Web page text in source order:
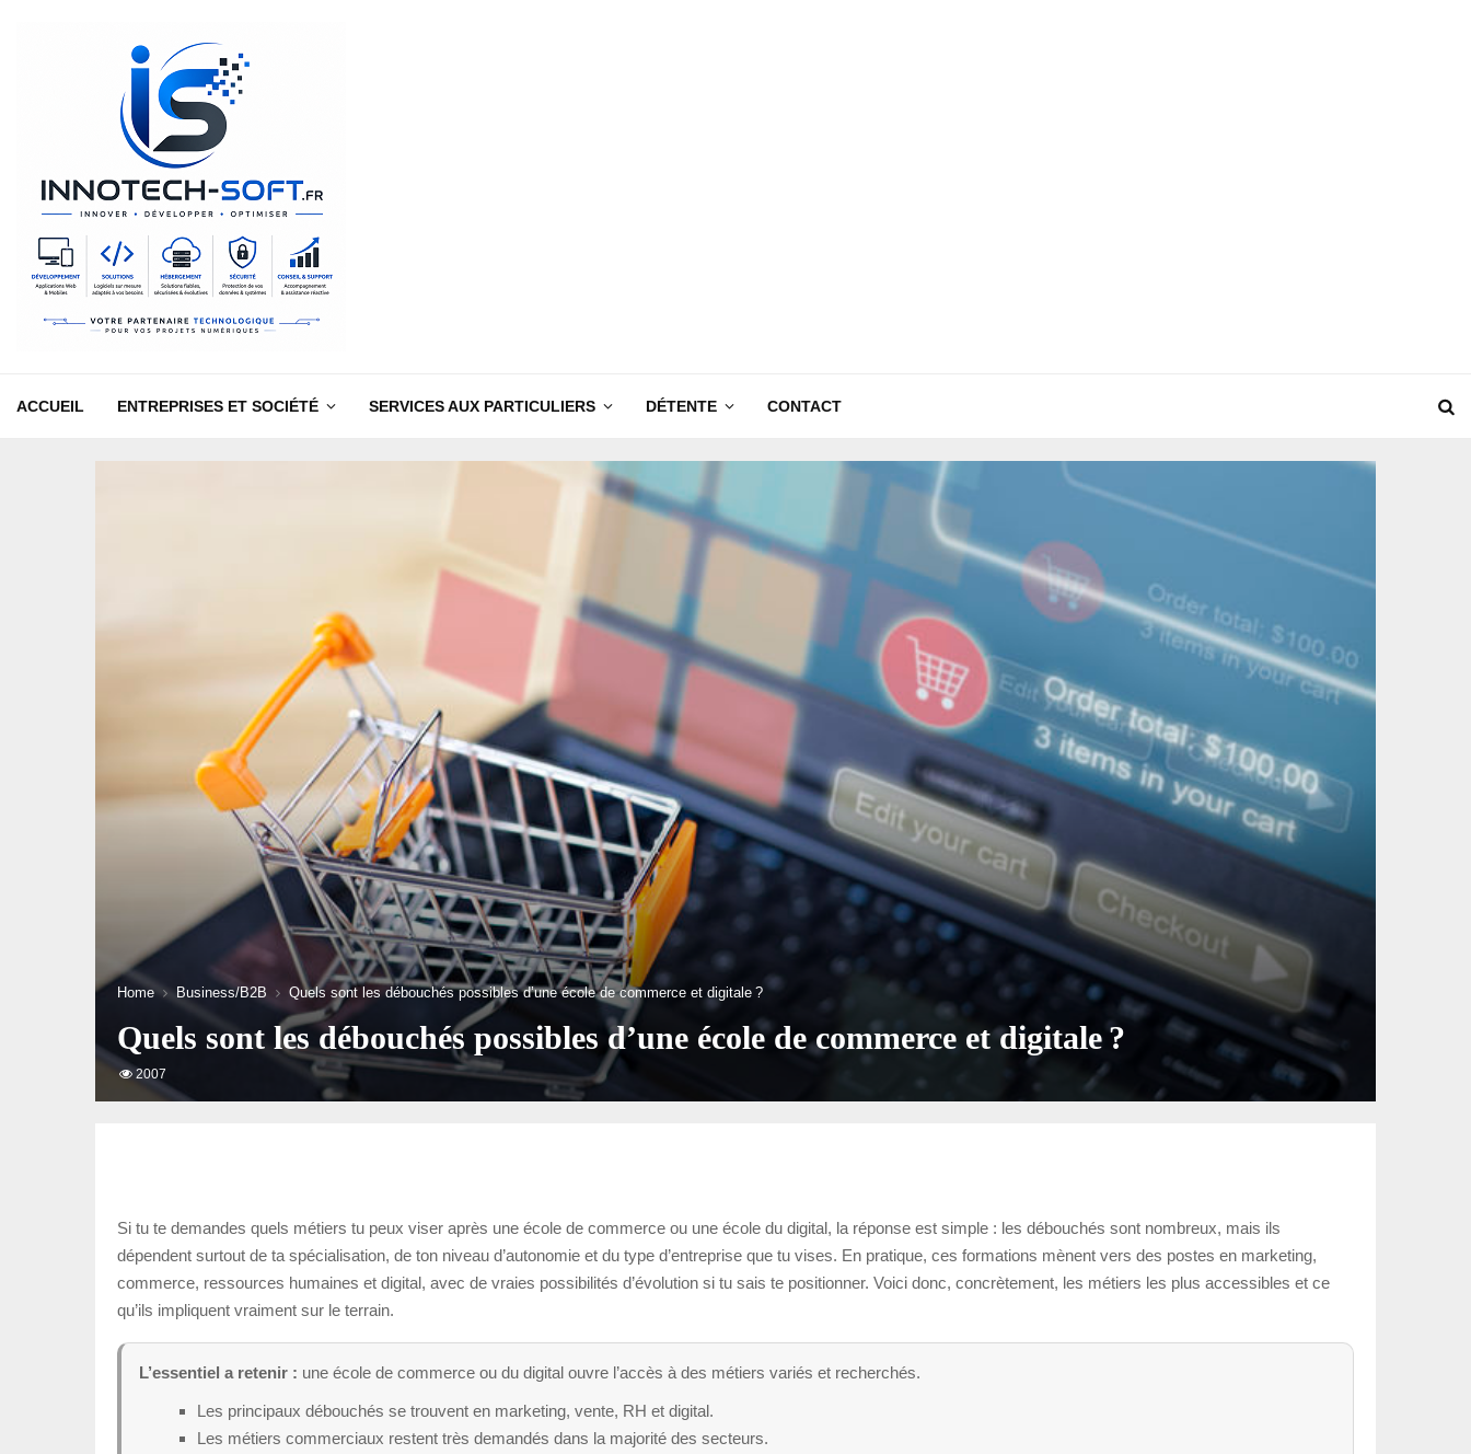
ACCUEIL ENTREPRISES ET SOCIÉTÉ SERVICES AUX PARTICULIERS DÉTENTE CONTACT
Home Business/B2B Quels sont les débouchés possibles d’une école de commerce et digitale ?
Quels sont les débouchés possibles d’une école de commerce et digitale ?
2007
Si tu te demandes quels métiers tu peux viser après une école de commerce ou une école du digital, la réponse est simple : les débouchés sont nombreux, mais ils
dépendent surtout de ta spécialisation, de ton niveau d’autonomie et du type d’entreprise que tu vises. En pratique, ces formations mènent vers des postes en marketing,
commerce, ressources humaines et digital, avec de vraies possibilités d’évolution si tu sais te positionner. Voici donc, concrètement, les métiers les plus accessibles et ce
qu’ils impliquent vraiment sur le terrain.
L’essentiel a retenir : une école de commerce ou du digital ouvre l’accès à des métiers variés et recherchés.
Les principaux débouchés se trouvent en marketing, vente, RH et digital.
Les métiers commerciaux restent très demandés dans la majorité des secteurs.